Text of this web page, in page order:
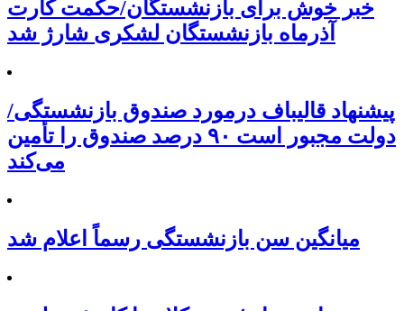
خبر خوش برای بازنشستگان/حکمت کارت
آذرماه بازنشستگان لشکری شارژ شد
پیشنهاد قالیباف درمورد صندوق بازنشستگی/
دولت مجبور است ۹۰ درصد صندوق را تأمین
می‌کند
میانگین سن بازنشستگی رسماً اعلام شد